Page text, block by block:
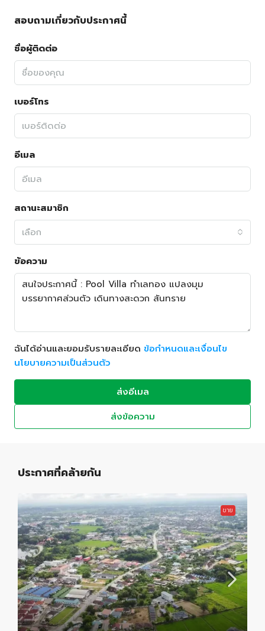
สอบถามเกี่ยวกับประกาศนี้
ชื่อผู้ติดต่อ
เบอร์โทร
อีเมล
สถานะสมาชิก
เลือก
ข้อความ
ฉันได้อ่านและยอมรับรายละเอียด ข้อกำหนดและเงื่อนไข
นโยบายความเป็นส่วนตัว
ส่งอีเมล
ส่งข้อความ
ประกาศที่คล้ายกัน
ขาย